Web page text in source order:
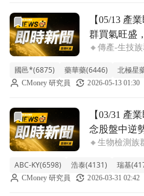
前往【05/13 產業即時新聞】
【05/13 產
群買氣旺盛
漲，市場聚
🔸傳產-生技
2%，多頭氣
藥、北極星藥
國邑*(6875) 藥華藥(6446) 北極星
CMoney 研究員 2026-05-13 01:30
前往【03/31 產業即時新聞】
【03/31 產
念股盤中逆
加持市場目
🔸生物檢測族
群卻展現逆勢
ABC-KY以
ABC-KY(6598) 浩泰(4131) 瑞基
CMoney 研究員 2026-03-31 02:42